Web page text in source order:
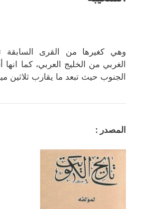
وهي كغيرها من القرى
الغربي من الخليج العربي، كما
الجنوب حيث تبعد ما يقارب ثلاثين
المصدر :